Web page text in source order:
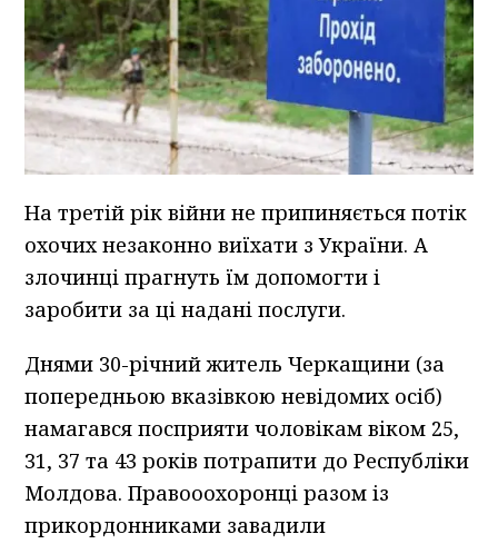
На третій рік війни не припиняється потік
охочих незаконно виїхати з України. А
злочинці прагнуть їм допомогти і
заробити за ці надані послуги.
Днями 30-річний житель Черкащини (за
попередньою вказівкою невідомих осіб)
намагався посприяти чоловікам віком 25,
31, 37 та 43 років потрапити до Республіки
Молдова. Правооохоронці разом із
прикордонниками завадили